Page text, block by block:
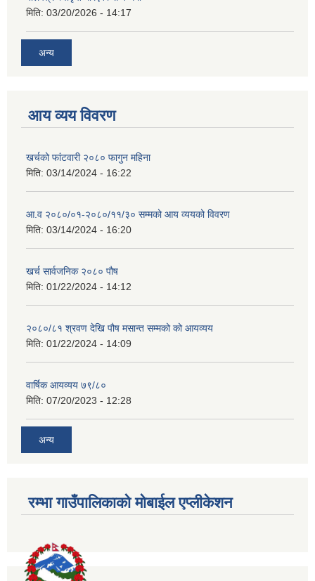
मिति: 03/20/2026 - 14:17
अन्य
आय व्यय विवरण
खर्चको फांटवारी २०८० फागुन महिना
मिति: 03/14/2024 - 16:22
आ.व २०८०/०१-२०८०/११/३० सम्मको आय व्ययको विवरण
मिति: 03/14/2024 - 16:20
खर्च सार्वजनिक २०८० पौष
मिति: 01/22/2024 - 14:12
२०८०/८१ श्रवण देखि पौष मसान्त सम्मको को आयव्यय
मिति: 01/22/2024 - 14:09
वार्षिक आयव्यय ७९/८०
मिति: 07/20/2023 - 12:28
अन्य
रम्भा गाउँपालिकाको मोबाईल एप्लीकेशन